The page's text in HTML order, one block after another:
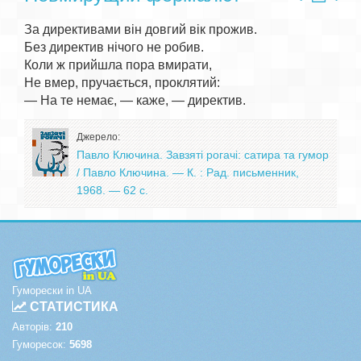
За директивами він довгий вік прожив.
Без директив нічого не робив.
Коли ж прийшла пора вмирати,
Не вмер, пручається, проклятий:
Джерело:
Павло Ключина. Завзяті рогачі: сатира та гумор
/ Павло Ключина. — К. : Рад. письменник,
1968. — 62 с.
Гуморески in UA
СТАТИСТИКА
Авторів: 210
Гуморесок: 5698